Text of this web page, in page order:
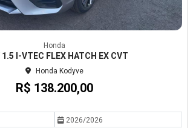
Honda
1.5 I-VTEC FLEX HATCH EX CVT
Honda Kodyve
R$ 138.200,00
2026/2026